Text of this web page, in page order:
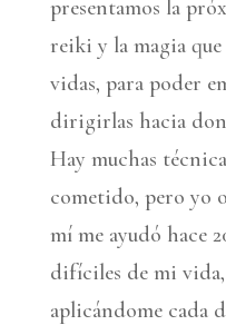
presentamos la
reiki y la magia
vidas, para poder
dirigirlas hacia
Hay muchas
cometido, pero yo
mí me ayudó hace
difíciles de mi
aplicándome cada